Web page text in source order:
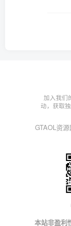
加入我们
动，获取
GTAOL资源
本站非盈利